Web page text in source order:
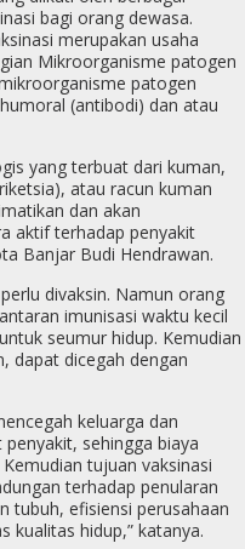
bagi orang dewasa.
merupakan usaha
Mikroorganisme patogen
patogen
(antibodi) dan atau
yang terbuat dari kuman,
atau racun kuman
dan akan
aktif terhadap penyakit
Banjar Budi Hendrawan.
divaksin. Namun orang
imunisasi waktu kecil
seumur hidup. Kemudian
dapat dicegah dengan
keluarga dan
sehingga biaya
tujuan vaksinasi
terhadap penularan
tubuh, efisiensi perusahaan
kualitas hidup,” katanya.